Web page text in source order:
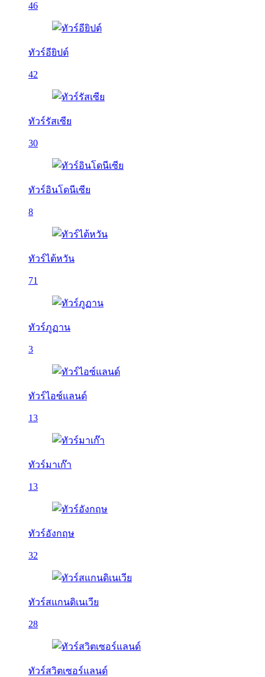
46
ทัวร์อียิปต์
42
ทัวร์รัสเซีย
30
ทัวร์อินโดนีเซีย
8
ทัวร์ไต้หวัน
71
ทัวร์ภูฏาน
3
ทัวร์ไอซ์แลนด์
13
ทัวร์มาเก๊า
13
ทัวร์อังกฤษ
32
ทัวร์สแกนดิเนเวีย
28
ทัวร์สวิตเซอร์แลนด์